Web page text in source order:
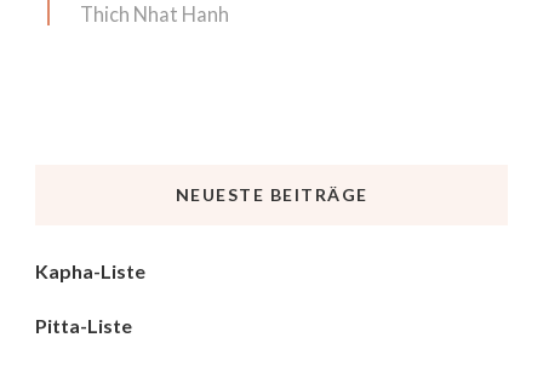
Thich Nhat Hanh
NEUESTE BEITRÄGE
Kapha-Liste
Pitta-Liste